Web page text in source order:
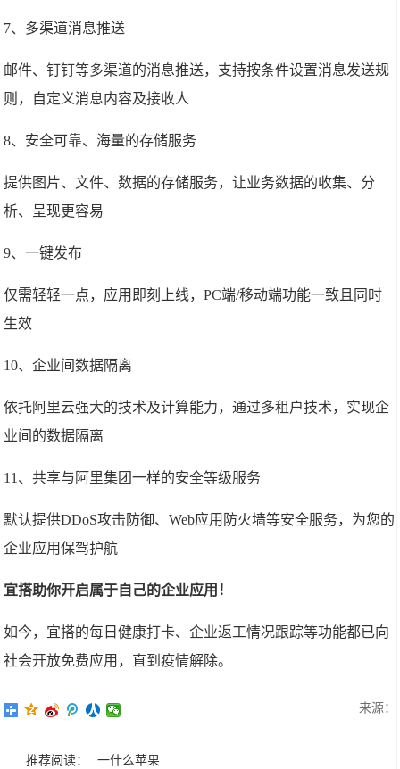
7、多渠道消息推送
邮件、钉钉等多渠道的消息推送，支持按条件设置消息发送规
则，自定义消息内容及接收人
8、安全可靠、海量的存储服务
提供图片、文件、数据的存储服务，让业务数据的收集、分
析、呈现更容易
9、一键发布
仅需轻轻一点，应用即刻上线，PC端/移动端功能一致且同时
生效
10、企业间数据隔离
依托阿里云强大的技术及计算能力，通过多租户技术，实现企
业间的数据隔离
11、共享与阿里集团一样的安全等级服务
默认提供DDoS攻击防御、Web应用防火墙等安全服务，为您的
企业应用保驾护航
宜搭助你开启属于自己的企业应用！
如今，宜搭的每日健康打卡、企业返工情况跟踪等功能都已向
社会开放免费应用，直到疫情解除。
来源：
推荐阅读： 一什么苹果